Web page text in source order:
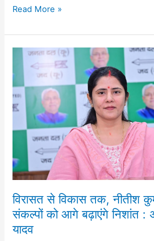
Read More »
विरासत से विकास तक, नीतीश
संकल्पों को आगे बढ़ाएंगे निशांत :
यादव
विरासत
विकास
तक,
नीतीश
संकल्पों
को
आगे
निशांत
:
अनुप्रिया